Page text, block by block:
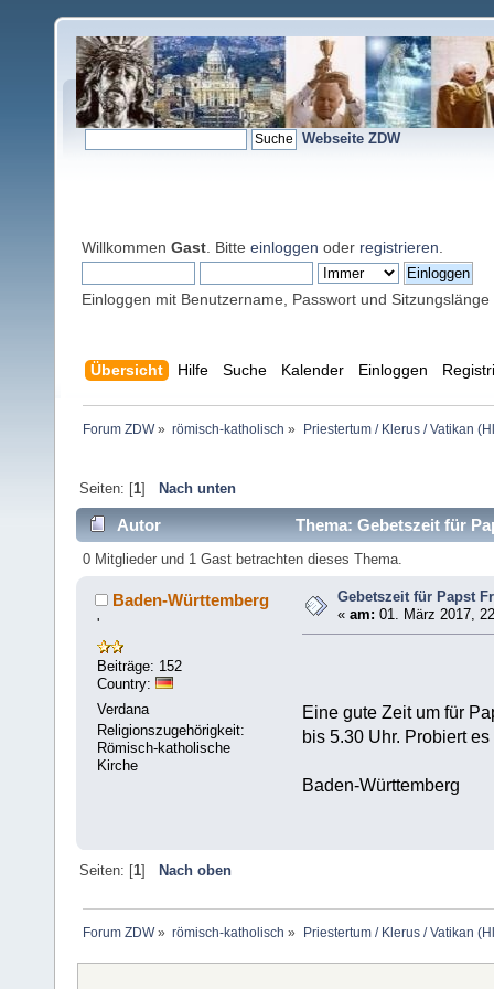
Webseite ZDW
Willkommen Gast . Bitte einloggen oder registrieren
Einloggen mit Benutzername, Passwort und Sitzungslänge
Übersicht Hilfe Suche Kalender Einloggen
Forum ZDW» römisch-katholisch » Priestertum / Klerus / Vatikan
Seiten: [1] Nach unten
Autor Thema: Gebetszeit für
0 Mitglieder und 1 Gast betrachten dieses Thema.
Baden-Württemberg
'
Beiträge: 152
Country:
Verdana
Religionszugehörigkeit:
Römisch-katholische
Kirche
Gebetszeit für Papst
«am: 01. März 2017,
Eine gute Zeit um für
bis 5.30 Uhr. Probiert
Baden-Württemberg
Seiten: [1] Nach oben
Forum ZDW» römisch-katholisch » Priestertum / Klerus / Vatikan